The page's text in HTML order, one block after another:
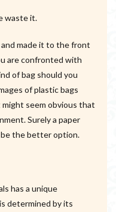
waste it.
made it to the front
are confronted with
of bag should you
of plastic bags
seem obvious that
Surely a paper
the better option.
has a unique
determined by its